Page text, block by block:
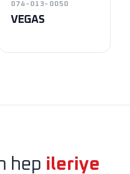
074-013-0050
VEGAS
hep ileriye